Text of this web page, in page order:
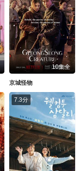
10集全
京城怪物
7.3分